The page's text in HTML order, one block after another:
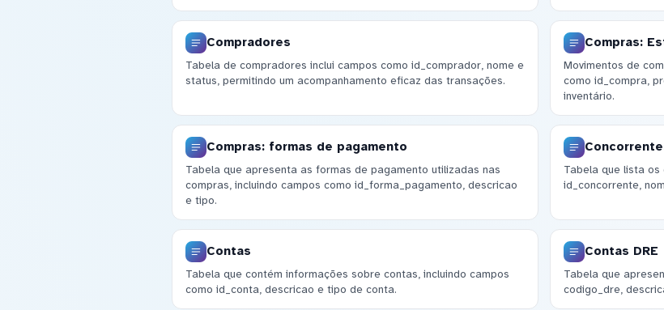
Compradores
Tabela de compradores inclui campos como id_comprador, nome e
status, permitindo um acompanhamento eficaz das transações.
Compras:
Movimentos de
como id_compra,
inventário.
Compras: formas de pagamento
Tabela que apresenta as formas de pagamento utilizadas nas
compras, incluindo campos como id_forma_pagamento, descricao
e tipo.
Tabela que lista os
id_concorrente,
Contas
Tabela que contém informações sobre contas, incluindo campos
como id_conta, descricao e tipo de conta.
Contas DRE
Tabela que
codigo_dre,